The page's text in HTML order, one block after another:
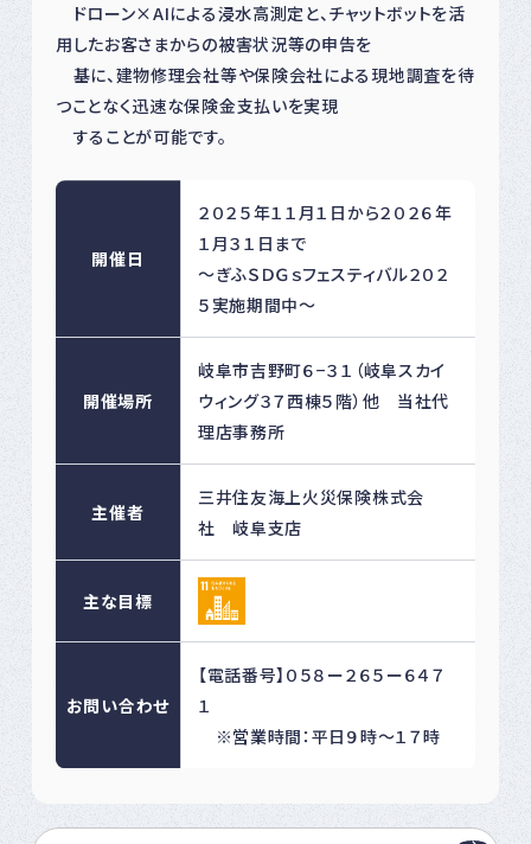
ドローン×AIによる浸水高測定と、チャットボットを活
用したお客さまからの被害状況等の申告を
基に、建物修理会社等や保険会社による現地調査を待
つことなく迅速な保険金支払いを実現
することが可能です。
開催日
２０２５年１１月１日から２０２６年
１月３１日まで
〜ぎふＳＤＧｓフェスティバル２０２
５実施期間中〜
開催場所
岐阜市吉野町６−３１（岐阜スカイ
ウィング３７西棟５階）他 当社代
理店事務所
主催者
三井住友海上火災保険株式会
社 岐阜支店
主な目標
お問い合わせ
【電話番号】０５８ー２６５ー６４７
１
※営業時間：平日９時〜１７時